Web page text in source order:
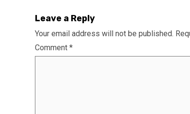
Leave a Reply
Your email address will not be published.
Comment *